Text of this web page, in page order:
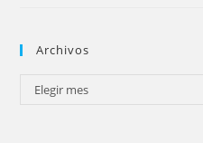
Archivos
Archivos
Elegir mes